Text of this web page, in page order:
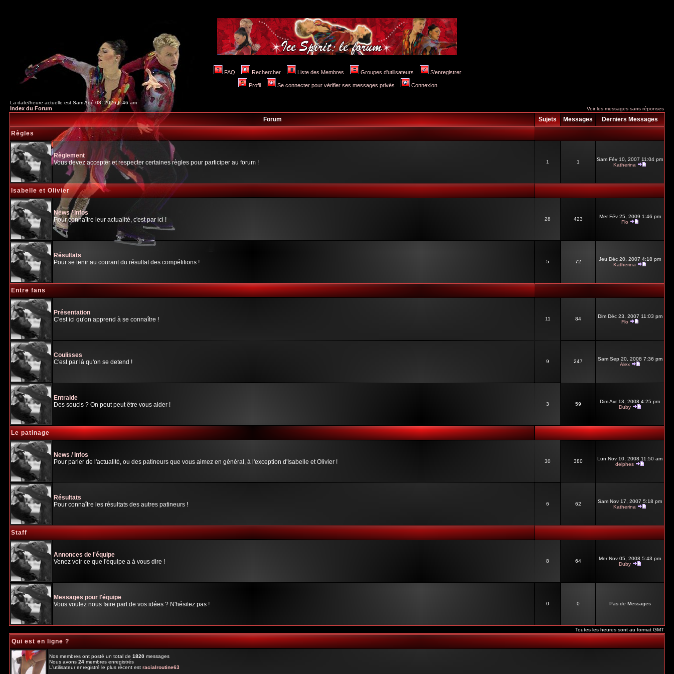
FAQ Rechercher Liste des Membres Groupes d'utilisateurs S'enregistrer
Profil Se connecter pour vérifier ses messages privés Connexion
La date/heure actuelle est Sam Aoû 08, 2026 6:46 am
Index du Forum Voir les messages sans réponses
Forum Sujets Messages
Derniers Messages
Règles
Règlement
Vous devez accepter et respecter certaines règles pour participer au forum !
1 1
Sam Fév 10, 2007 11:04 pm
Katherina
Isabelle et Olivier
News / Infos
Pour connaître leur actualité, c'est par ici !
28 423
Mer Fév 25, 2009 1:46 pm
Flo
Résultats
Pour se tenir au courant du résultat des compétitions !
5 72
Jeu Déc 20, 2007 4:18 pm
Katherina
Entre fans
Présentation
C'est ici qu'on apprend à se connaître !
11 84
Dim Déc 23, 2007 11:03 pm
Flo
Coulisses
C'est par là qu'on se detend !
9 247
Sam Sep 20, 2008 7:36 pm
Alex
Entraide
Des soucis ? On peut peut être vous aider !
3 59
Dim Avr 13, 2008 4:25 pm
Duby
Le patinage
News / Infos
Pour parler de l'actualité, ou des patineurs que vous aimez en général, à l'exception d'Isabelle et Olivier !
30 380
Lun Nov 10, 2008 11:50 am
delphes
Résultats
Pour connaître les résultats des autres patineurs !
6 62
Sam Nov 17, 2007 5:18 pm
Katherina
Staff
Annonces de l'équipe
Venez voir ce que l'équipe a à vous dire !
8 64
Mer Nov 05, 2008 5:43 pm
Duby
Messages pour l'équipe
Vous voulez nous faire part de vos idées ? N'hésitez pas !
0 0 Pas de Messages
Toutes les heures sont au format GMT
Qui est en ligne ?
Nos membres ont posté un total de1820messages
Nous avons24membres enregistrés
L'utilisateur enregistré le plus récent estracialroutine63